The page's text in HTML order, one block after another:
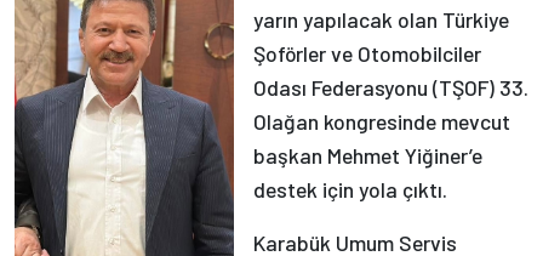
yarın yapılacak olan Türkiye
Şoförler ve Otomobilciler
Odası Federasyonu (TŞOF) 33.
Olağan kongresinde mevcut
başkan Mehmet Yiğiner’e
destek için yola çıktı.
Karabük Umum Servis